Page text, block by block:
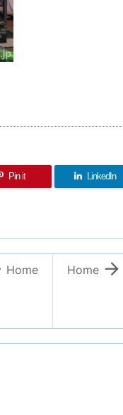
Pin it LinkedIn

Home
Home